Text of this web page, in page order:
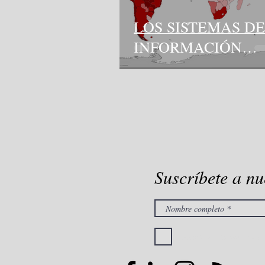
LOS SISTEMAS DE
INFORMACIÓN
GEOGRÁFICA
Suscríbete a